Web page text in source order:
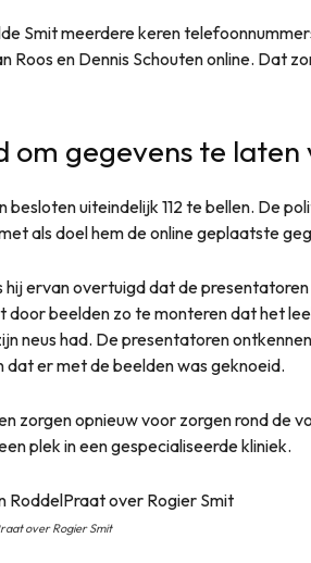
Smit meerdere keren
Roos en Dennis Schouten online. Dat
om gegevens te
besloten uiteindelijk 112 te bellen. De
als doel hem de online geplaatste
hij ervan overtuigd dat de
door beelden zo te monteren dat het
neus had. De presentatoren
dat er met de beelden was geknoeid.
zorgen opnieuw voor zorgen rond de
plek in een gespecialiseerde kliniek.
over Rogier Smit